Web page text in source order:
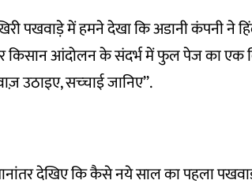
पखवाड़े में हमने देखा कि अडानी कंपनी ने
आंदोलन के संदर्भ में फुल पेज का एक
उठाइए, सच्‍चाई जानिए’’.
देखिए कि कैसे नये साल का पहला